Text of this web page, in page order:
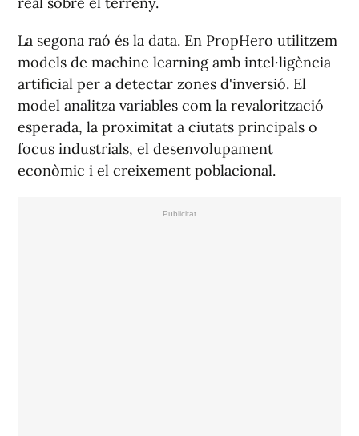
La segona raó és la data. En PropHero utilitzem
models de machine learning amb intel·ligència
artificial per a detectar zones d'inversió. El
model analitza variables com la revalorització
esperada, la proximitat a ciutats principals o
focus industrials, el desenvolupament
econòmic i el creixement poblacional.